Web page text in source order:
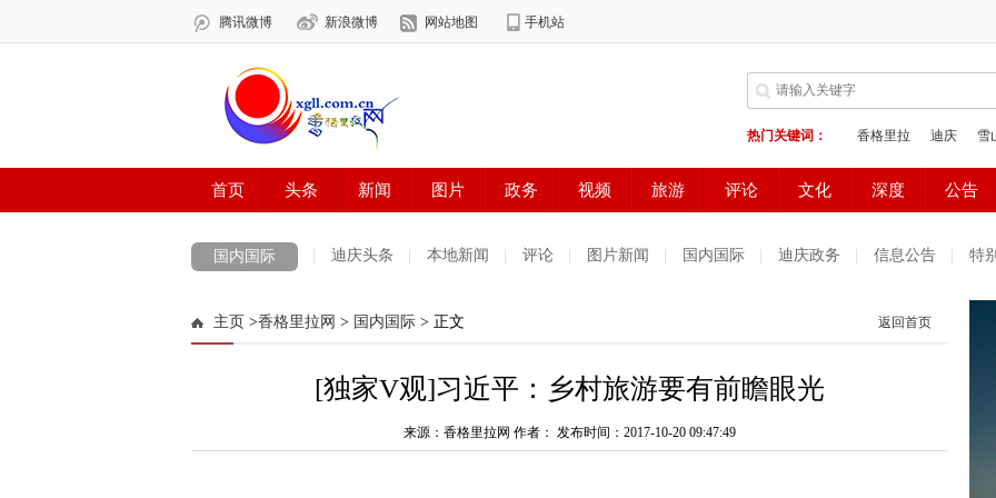
国内国际 迪庆头条 本地新闻 评论 图片新闻 国内国际 迪庆政务 信息公告 特
主页 >香格里拉网 > 国内国际 > 正文 返回首页
[独家V观]习近平：乡村旅游要有前瞻眼光
来源：香格里拉网 作者： 发布时间：2017-10-20 09:47:49